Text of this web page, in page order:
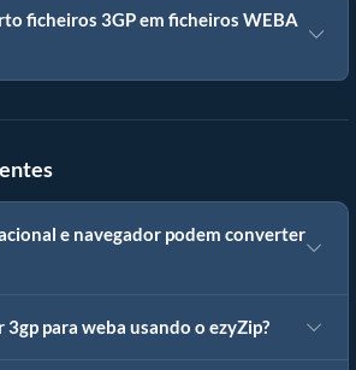
ficheiros 3GP em ficheiros WEBA
e navegador podem converter
para weba usando o ezyZip?